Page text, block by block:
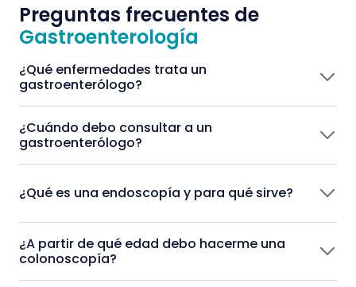
Preguntas frecuentes de
Gastroenterología
¿Qué enfermedades trata un
gastroenterólogo?
¿Cuándo debo consultar a un
gastroenterólogo?
¿Qué es una endoscopía y para qué sirve?
¿A partir de qué edad debo hacerme una
colonoscopía?